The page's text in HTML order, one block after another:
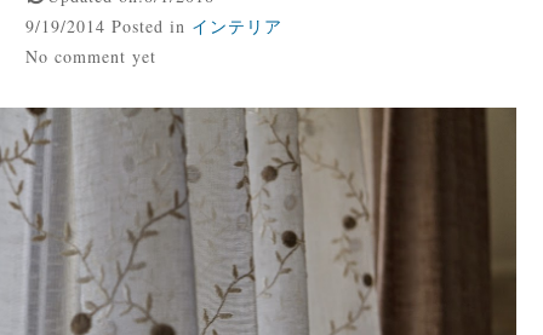
9/19/2014 Posted in インテリア
No comment yet